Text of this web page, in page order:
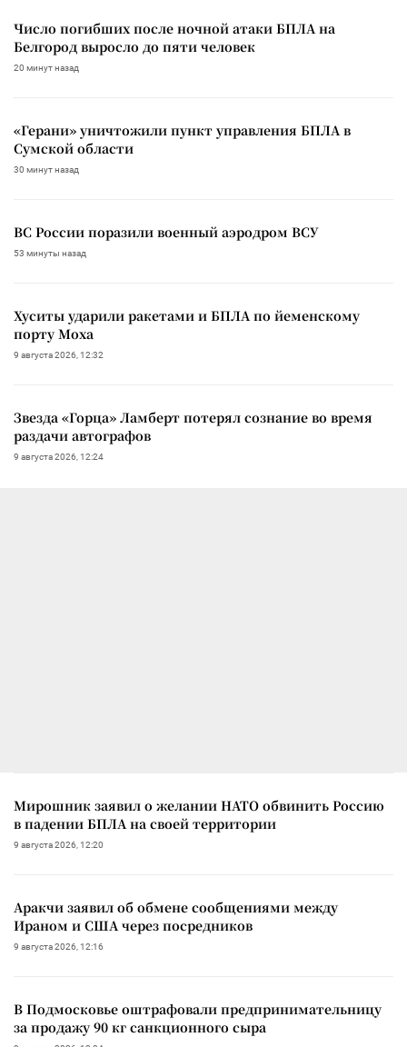
Число погибших после ночной атаки БПЛА на
Белгород выросло до пяти человек
20 минут назад
«Герани» уничтожили пункт управления БПЛА в
Сумской области
30 минут назад
ВС России поразили военный аэродром ВСУ
53 минуты назад
Хуситы ударили ракетами и БПЛА по йеменскому
порту Моха
9 августа 2026, 12:32
Звезда «Горца» Ламберт потерял сознание во время
раздачи автографов
9 августа 2026, 12:24
Мирошник заявил о желании НАТО обвинить Россию
в падении БПЛА на своей территории
9 августа 2026, 12:20
Аракчи заявил об обмене сообщениями между
Ираном и США через посредников
9 августа 2026, 12:16
В Подмосковье оштрафовали предпринимательницу
за продажу 90 кг санкционного сыра